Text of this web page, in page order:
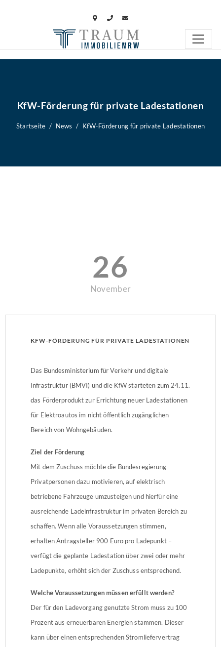
KfW-Förderung für private Ladestationen
Startseite News KfW-Förderung für private Ladestationen
26
November
KFW-FÖRDERUNG FÜR PRIVATE LADESTATIONEN
Das Bundesministerium für Verkehr und digitale
Infrastruktur (BMVI) und die KfW starteten zum 24.11.
das Förderprodukt zur Errichtung neuer Ladestationen
für Elektroautos im nicht öffentlich zugänglichen
Bereich von Wohngebäuden.
Ziel der Förderung
Mit dem Zuschuss möchte die Bundesregierung
Privatpersonen dazu motivieren, auf elektrisch
betriebene Fahrzeuge umzusteigen und hierfür eine
ausreichende Ladeinfrastruktur im privaten Bereich zu
schaffen. Wenn alle Voraussetzungen stimmen,
erhalten Antragsteller 900 Euro pro Ladepunkt –
verfügt die geplante Ladestation über zwei oder mehr
Ladepunkte, erhöht sich der Zuschuss entsprechend.
Welche Voraussetzungen müssen erfüllt werden?
Der für den Ladevorgang genutzte Strom muss zu 100
Prozent aus erneuerbaren Energien stammen. Dieser
kann über einen entsprechenden Stromliefervertrag